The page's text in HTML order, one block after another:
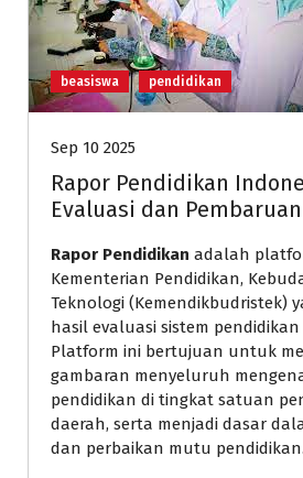
beasiswa pendidikan
Sep 10 2025
Rapor Pendidikan
Evaluasi dan Pembaruan
Rapor Pendidikan adalah
Kementerian Pendidikan,
Teknologi (Kemendikbudristek)
hasil evaluasi sistem
Platform ini bertujuan untuk
gambaran menyeluruh
pendidikan di tingkat satuan
daerah, serta menjadi dasar
dan perbaikan mutu pendidikan.